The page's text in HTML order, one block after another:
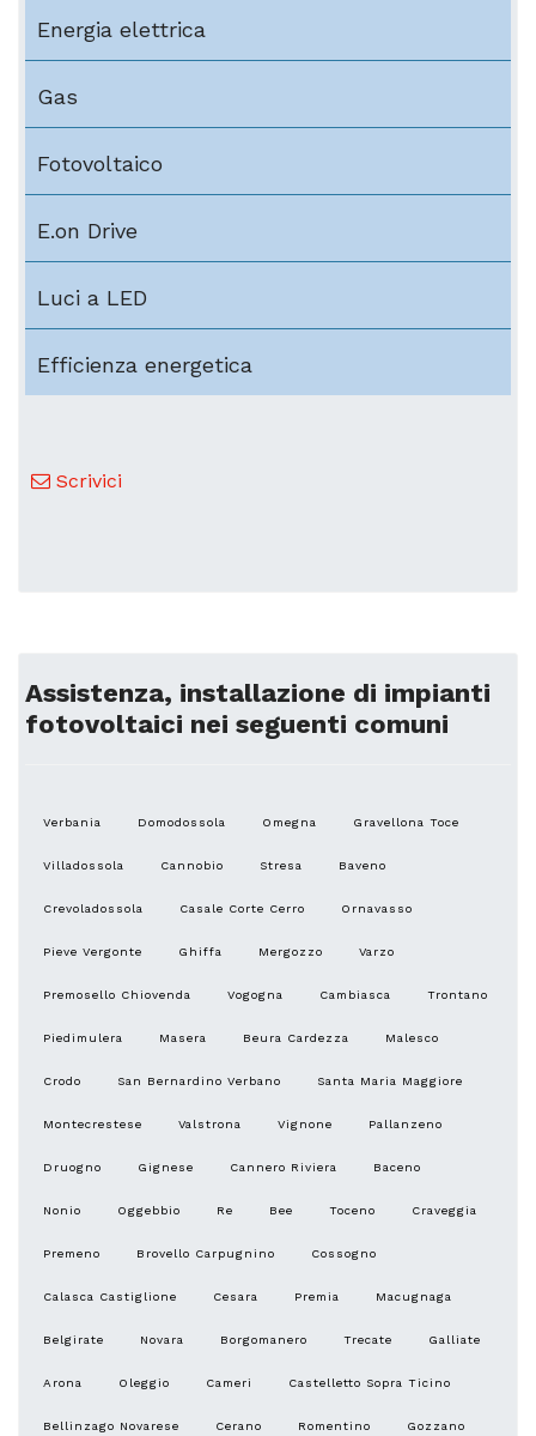
Energia elettrica
Gas
Fotovoltaico
E.on Drive
Luci a LED
Efficienza energetica
Scrivici
Assistenza, installazione di impianti
fotovoltaici nei seguenti comuni
Verbania Domodossola Omegna Gravellona Toce
Villadossola Cannobio Stresa Baveno
Crevoladossola Casale Corte Cerro Ornavasso
Pieve Vergonte Ghiffa Mergozzo Varzo
Premosello Chiovenda Vogogna Cambiasca Trontano
Piedimulera Masera Beura Cardezza Malesco
Crodo San Bernardino Verbano Santa Maria Maggiore
Montecrestese Valstrona Vignone Pallanzeno
Druogno Gignese Cannero Riviera Baceno
Nonio Oggebbio Re Bee Toceno Craveggia
Premeno Brovello Carpugnino Cossogno
Calasca Castiglione Cesara Premia Macugnaga
Belgirate Novara Borgomanero Trecate Galliate
Arona Oleggio Cameri Castelletto Sopra Ticino
Bellinzago Novarese Cerano Romentino Gozzano